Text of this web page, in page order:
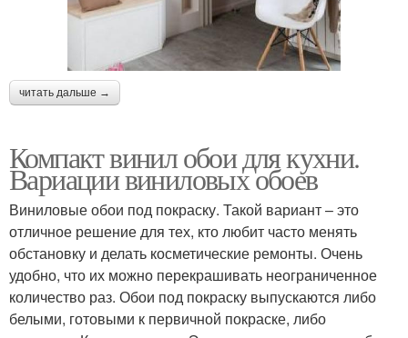
читать дальше →
Компакт винил обои для кухни.
Вариации виниловых обоев
Виниловые обои под покраску. Такой вариант – это
отличное решение для тех, кто любит часто менять
обстановку и делать косметические ремонты. Очень
удобно, что их можно перекрашивать неограниченное
количество раз. Обои под покраску выпускаются либо
белыми, готовыми к первичной покраске, либо